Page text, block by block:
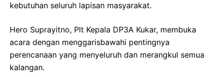
kebutuhan seluruh lapisan masyarakat.
Hero Suprayitno, Plt Kepala DP3A Kukar, membuka
acara dengan menggarisbawahi pentingnya
perencanaan yang menyeluruh dan merangkul semua
kalangan.